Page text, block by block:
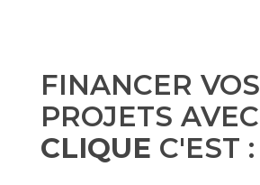
FINANCER VOS
PROJETS AVEC
CLIQUE C'EST :